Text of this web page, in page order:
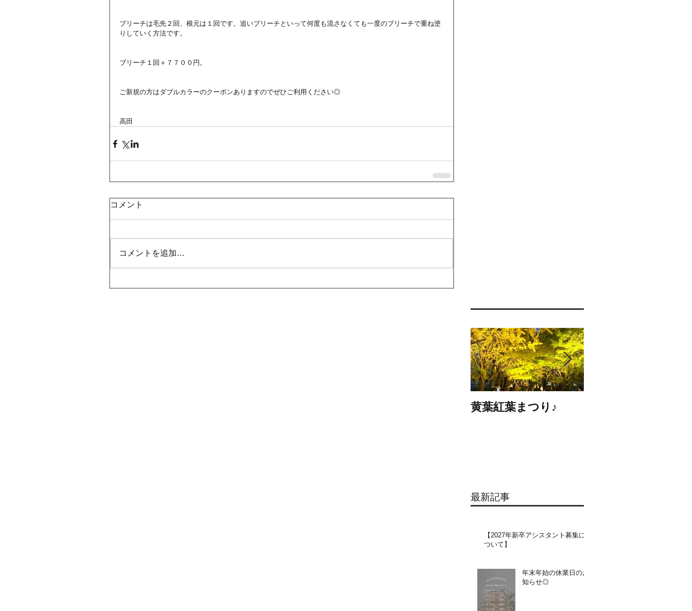
ブリーチは毛先２回、根元は１回です。追いブリーチといって何度も流さなくても一度のブリーチで重ね塗
りしていく方法です。
ブリーチ１回＋７７００円。
ご新規の方はダブルカラーのクーポンありますのでぜひご利用ください◎
高田
コメント
コメントを追加…
黄葉紅葉まつり♪
最新記事
【2027年新卒アシスタント募集に
ついて】​​
年末年始の休業日のお
知らせ◎